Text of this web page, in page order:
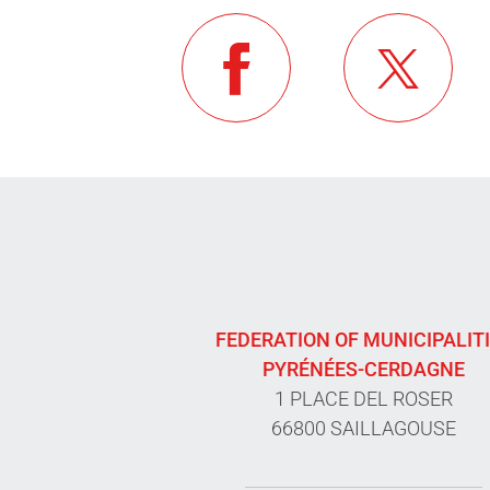
FEDERATION OF
PYRÉNÉES-CERDAGNE
1 PLACE DEL ROSER
66800 SAILLAGOUSE